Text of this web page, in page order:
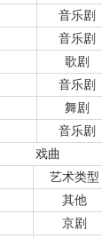
音乐剧
音乐剧
歌剧
音乐剧
舞剧
音乐剧
戏曲
艺术类型
其他
京剧